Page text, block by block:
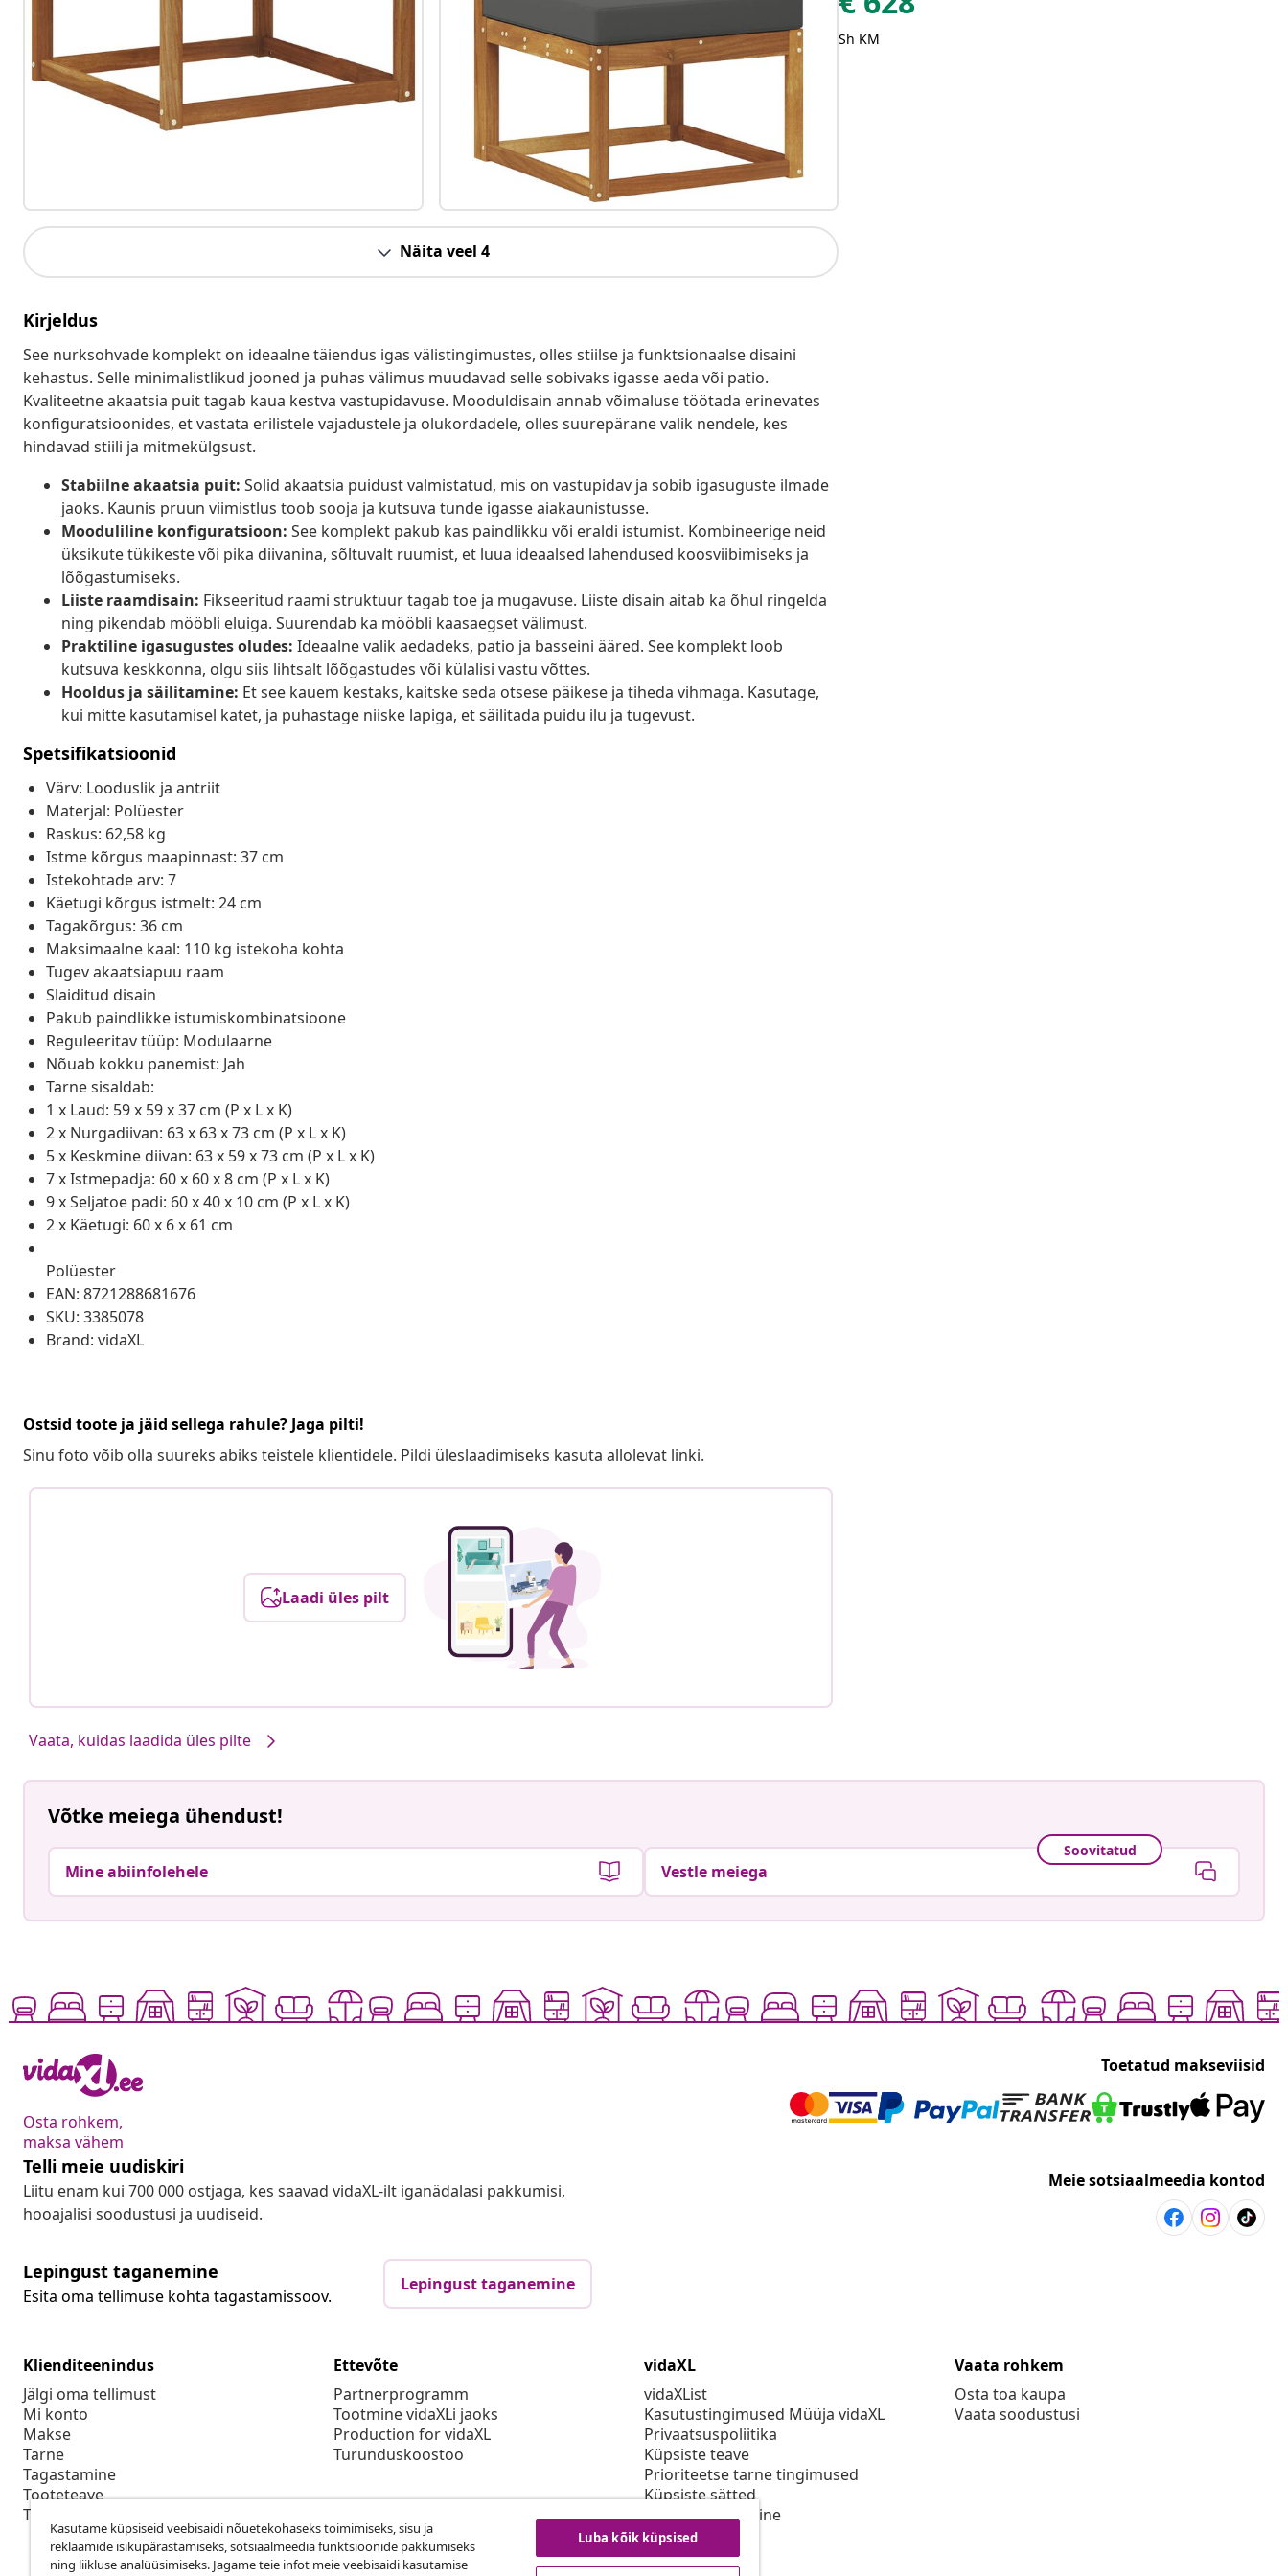
Näita veel 4
Kirjeldus
See nurksohvade komplekt on ideaalne täiendus igas välistingimustes, olles stiilse ja funktsionaalse disaini
kehastus. Selle minimalistlikud jooned ja puhas välimus muudavad selle sobivaks igasse aeda või patio.
Kvaliteetne akaatsia puit tagab kaua kestva vastupidavuse. Mooduldisain annab võimaluse töötada erinevates
konfiguratsioonides, et vastata erilistele vajadustele ja olukordadele, olles suurepärane valik nendele, kes
hindavad stiili ja mitmekülgsust.
Stabiilne akaatsia puit: Solid akaatsia puidust valmistatud, mis on vastupidav ja sobib igasuguste ilmade
jaoks. Kaunis pruun viimistlus toob sooja ja kutsuva tunde igasse aiakaunistusse.
Mooduliline konfiguratsioon: See komplekt pakub kas paindlikku või eraldi istumist. Kombineerige neid
üksikute tükikeste või pika diivanina, sõltuvalt ruumist, et luua ideaalsed lahendused koosviibimiseks ja
lõõgastumiseks.
Liiste raamdisain: Fikseeritud raami struktuur tagab toe ja mugavuse. Liiste disain aitab ka õhul ringelda
ning pikendab mööbli eluiga. Suurendab ka mööbli kaasaegset välimust.
Praktiline igasugustes oludes: Ideaalne valik aedadeks, patio ja basseini ääred. See komplekt loob
kutsuva keskkonna, olgu siis lihtsalt lõõgastudes või külalisi vastu võttes.
Hooldus ja säilitamine: Et see kauem kestaks, kaitske seda otsese päikese ja tiheda vihmaga. Kasutage,
kui mitte kasutamisel katet, ja puhastage niiske lapiga, et säilitada puidu ilu ja tugevust.
Spetsifikatsioonid
Värv: Looduslik ja antriit
Materjal: Polüester
Raskus: 62,58 kg
Istme kõrgus maapinnast: 37 cm
Istekohtade arv: 7
Käetugi kõrgus istmelt: 24 cm
Tagakõrgus: 36 cm
Maksimaalne kaal: 110 kg istekoha kohta
Tugev akaatsiapuu raam
Slaiditud disain
Pakub paindlikke istumiskombinatsioone
Reguleeritav tüüp: Modulaarne
Nõuab kokku panemist: Jah
Tarne sisaldab:
1 x Laud: 59 x 59 x 37 cm (P x L x K)
2 x Nurgadiivan: 63 x 63 x 73 cm (P x L x K)
5 x Keskmine diivan: 63 x 59 x 73 cm (P x L x K)
7 x Istmepadja: 60 x 60 x 8 cm (P x L x K)
9 x Seljatoe padi: 60 x 40 x 10 cm (P x L x K)
2 x Käetugi: 60 x 6 x 61 cm
Polüester
EAN: 8721288681676
SKU: 3385078
Brand: vidaXL
Ostsid toote ja jäid sellega rahule? Jaga pilti!
Sinu foto võib olla suureks abiks teistele klientidele. Pildi üleslaadimiseks kasuta allolevat linki.
Laadi üles pilt
Vaata, kuidas laadida üles pilte
Sh KM
Võtke meiega ühendust!
Mine abiinfolehele
Soovitatud
Vestle meiega
Osta rohkem,
maksa vähem
Toetatud makseviisid
Telli meie uudiskiri
Liitu enam kui 700 000 ostjaga, kes saavad vidaXL-ilt iganädalasi pakkumisi,
hooajalisi soodustusi ja uudiseid.
Meie sotsiaalmeedia kontod
Lepingust taganemine
Esita oma tellimuse kohta tagastamissoov.
Lepingust taganemine
Klienditeenindus
Jälgi oma tellimust
Mi konto
Makse
Tarne
Tagastamine
Tooteteave
Tellimus
Ettevõte
Partnerprogramm
Tootmine vidaXLi jaoks
Production for vidaXL
Turunduskoostoo
vidaXL
vidaXList
Kasutustingimused Müüja vidaXL
Privaatsuspoliitika
Küpsiste teave
Prioriteetse tarne tingimused
Küpsiste sätted
vidaXLis töötamine
Turvalisus
Eli vastutav isik
Vaata rohkem
Osta toa kaupa
Vaata soodustusi
Kasutame küpsiseid veebisaidi nõuetekohaseks toimimiseks, sisu ja
reklaamide isikupärastamiseks, sotsiaalmeedia funktsioonide pakkumiseks
ning liikluse analüüsimiseks. Jagame teie infot meie veebisaidi kasutamise
Luba kõik küpsised